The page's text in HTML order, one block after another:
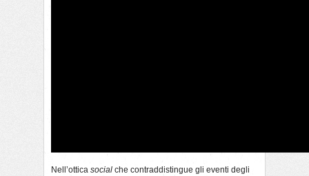
Nell’ottica social che contraddistingue gli eventi degli